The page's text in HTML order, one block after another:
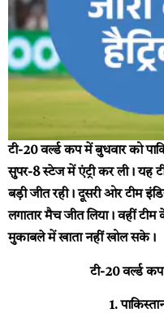
टी-20 वर्ल्ड कप में बुधवार को
सुपर-8 स्टेज में एंट्री कर ली। यह
बड़ी जीत रही। दूसरी ओर टीम
लगातार मैच जीत लिया। वहीं
मुकाबले में खाता नहीं खोल सके।
टी-20 वर्ल्ड
1.